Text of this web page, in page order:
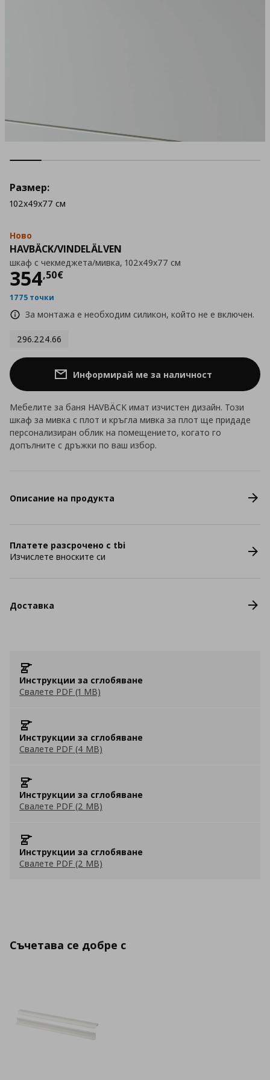
Ново
HAVBÄCK/VINDELÄLVEN
шкаф с чекмеджета/мивка, 102x49x77 см
354,50€
Цена
1775 точки
За монтажа е необходим силикон, който не е включен.
296.224.66
Размер:
102x49x77 см
Информирай ме за наличност
Мебелите за баня HAVBÄCK имат изчистен дизайн. Този
шкаф за мивка с плот и кръгла мивка за плот ще придаде
персонализиран облик на помещението, когато го
допълните с дръжки по ваш избор.
Описание на продукта
Платете разсрочено с tbi
Изчислете вноските си
Доставка
Инструкции за сглобяване
Свалете PDF (1 MB)
Инструкции за сглобяване
Свалете PDF (4 MB)
Инструкции за сглобяване
Свалете PDF (2 MB)
Инструкции за сглобяване
Свалете PDF (2 MB)
Съчетава се добре с